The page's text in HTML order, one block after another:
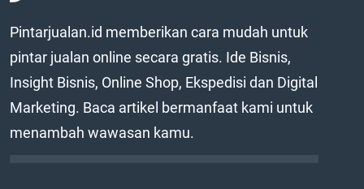
Pintarjualan.id memberikan cara mudah untuk
pintar jualan online secara gratis. Ide Bisnis,
Insight Bisnis, Online Shop, Ekspedisi dan Digital
Marketing. Baca artikel bermanfaat kami untuk
menambah wawasan kamu.